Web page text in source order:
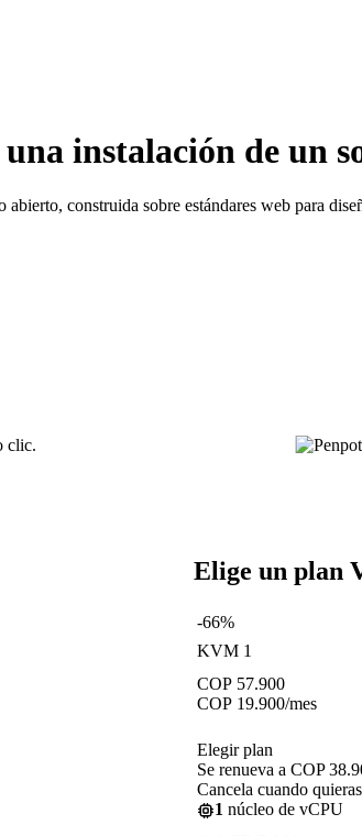
instalación de un
construida sobre estándares web para
Elige un plan
-66%
KVM 1
COP 57.900
COP 19.900/mes
Elegir plan
Se renueva a COP
Cancela cuando
1 núcleo de vCPU